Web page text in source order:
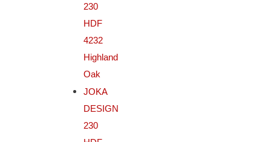
230
HDF
4232
Highland
Oak
JOKA
DESIGN
230